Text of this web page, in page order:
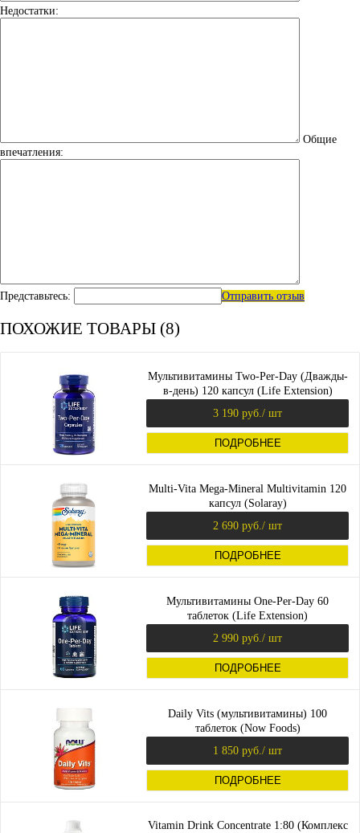
Недостатки:
Общие
впечатления:
Представьтесь: Отправить отзыв
ПОХОЖИЕ ТОВАРЫ (8)
Мультивитамины Two-Per-Day (Дважды-
в-день) 120 капсул (Life Extension)
3 190 руб. / шт
ПОДРОБНЕЕ
Multi-Vita Mega-Mineral Multivitamin 120
капсул (Solaray)
2 690 руб. / шт
ПОДРОБНЕЕ
Мультивитамины One-Per-Day 60
таблеток (Life Extension)
2 990 руб. / шт
ПОДРОБНЕЕ
Daily Vits (мультивитамины) 100
таблеток (Now Foods)
1 850 руб. / шт
ПОДРОБНЕЕ
Vitamin Drink Concentrate 1:80 (Комплекс